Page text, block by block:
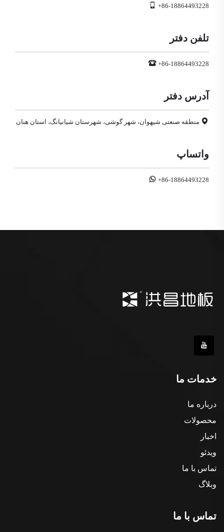
+86-18864493228
تلفن دفتر
+86-18864493228
آدرس دفتر
منطقه صنعتی شیهوان، شهر گوشی، شهرستان شیانیانگ، استان هنان
واتساپ
+86-18864493228
خدمات ما
درباره ما
محصولات
اخبار
ویدئو
تماس با ما
وبلاگ
تماس با ما